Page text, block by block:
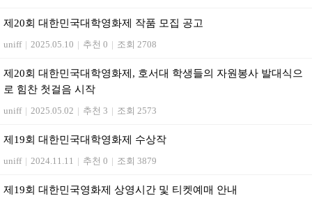
제20회 대한민국대학영화제 작품 모집 공고
uniff | 2025.05.10 | 추천 0 | 조회 2708
제20회 대한민국대학영화제, 호서대 학생들의 자원봉사 발대식으
로 힘찬 첫걸음 시작
uniff | 2025.05.02 | 추천 3 | 조회 2573
제19회 대한민국대학영화제 수상작
uniff | 2024.11.11 | 추천 0 | 조회 3879
제19회 대한민국영화제 상영시간 및 티켓예매 안내